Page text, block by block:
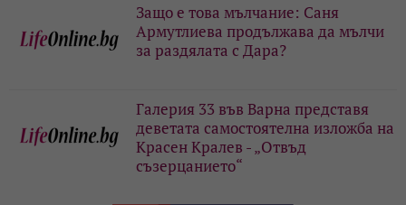
Защо е това мълчание: Саня
Армутлиева продължава да мълчи
за раздялата с Дара?
Галерия 33 във Варна представя
деветата самостоятелна изложба на
Красен Кралев - „Отвъд
съзерцанието“